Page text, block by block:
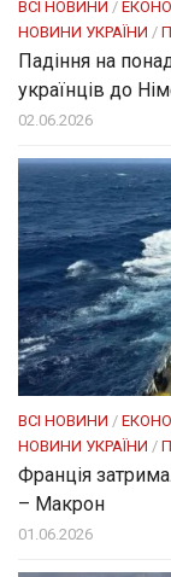
ВСІ НОВИНИ /
НОВИНИ УКРАЇНИ /
Падіння на
українців до
02.06.2026
ВСІ НОВИНИ /
НОВИНИ УКРАЇНИ /
Франція
– Макрон
01.06.2026